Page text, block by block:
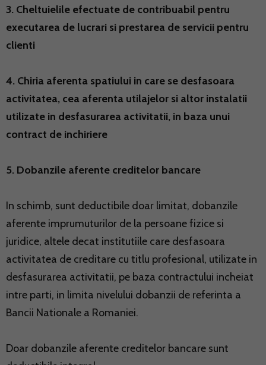
3. Cheltuielile efectuate de contribuabil pentru
executarea de lucrari si prestarea de servicii pentru
clienti
4. Chiria aferenta spatiului in care se desfasoara
activitatea, cea aferenta utilajelor si altor instalatii
utilizate in desfasurarea activitatii, in baza unui
contract de inchiriere
5. Dobanzile aferente creditelor bancare
In schimb, sunt deductibile doar limitat, dobanzile
aferente imprumuturilor de la persoane fizice si
juridice, altele decat institutiile care desfasoara
activitatea de creditare cu titlu profesional, utilizate in
desfasurarea activitatii, pe baza contractului incheiat
intre parti, in limita nivelului dobanzii de referinta a
Bancii Nationale a Romaniei.
Doar dobanzile aferente creditelor bancare sunt